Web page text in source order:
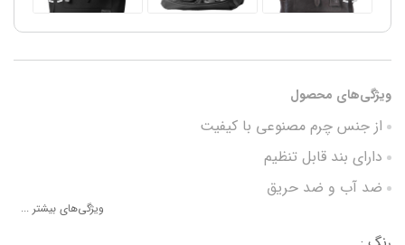
ویژگی‌های محصول
از جنس چرم مصنوعی با کیفیت
دارای بند قابل تنظیم
ضد آب و ضد حریق
ویژگی‌های بیشتر ...